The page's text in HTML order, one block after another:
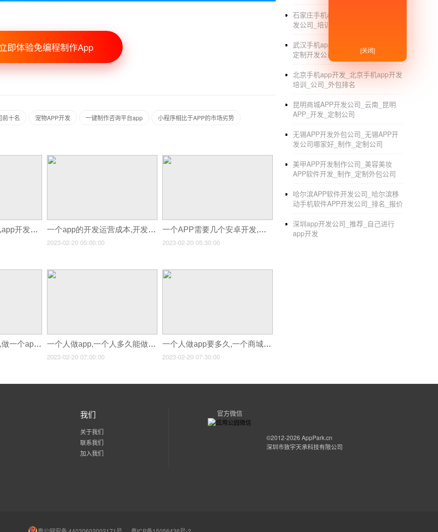
6.很重要的一点是，商家可以在小程序资讯
毕竟酒香也怕巷子深。
7.高效有用的解决问题才是小程序应该做的。
8.包含优惠券、全折扣促销、拼团秒杀、分
开发一套分销小程序价格多少开发
1.自有技术团队开发。需要的人员有产品经
2.买别人的小程序源码 ，用自己的服务器，找
3.用第三方小程序，买第三方小程序。用一
4.现有模板有30多个行业版本，500模板，包
即体验免编程制作App
前十名 宠物APP开发 一键制作咨询平台app 小程序相比于APP的市场劣势
一个app的开发费用,app开发的费用包括哪些 一个app的开发运营成本,开发app成本分析
2023-02-20 05:00:00
一个APP需要几个安卓开发,安卓APP开发使用到的技术
2023-02-20 05:30:00
一个app首页做多久,做一个app需要多久 一个人做app,一个人多久能做出一个app
2023-02-20 07:00:00
一个人做app要多久,一个商城类app开发需要多久
2023-02-20 07:30:00
石家庄手机app开发_石家庄软件开
发公司_培训_价格
武汉手机app软件开发_武汉app软件
定制开发公司_排名
北京手机app开发_北京手机app开发
培训_公司_外包排名
昆明商城APP开发公司_云南_昆明
APP_开发_定制公司
无锡APP开发外包公司_无锡APP开
发公司哪家好_制作_定制公司
美甲APP开发制作公司_美容美妆
APP软件开发_制作_定制外包公司
哈尔滨APP软件开发公司_哈尔滨移
动手机软件APP开发公司_排名_报价
深圳app开发公司_推荐_自己进行
app开发
我们
关于我们
联系我们
加入我们
官方微信
©2012-2026 AppPark.cn
深圳市致宇天承科技有限公司
[关闭]